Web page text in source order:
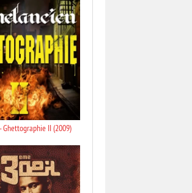
Ghettographie II (2009)